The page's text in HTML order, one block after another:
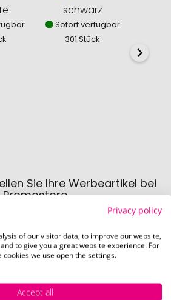
schwarz
Sofort verfügbar
301 Stück
Sie Ihre Werbeartikel bei
Promostore
Privacy policy
of our visitor data, to improve our website,
to give you a great website experience. For
we use open the settings.
Accept all